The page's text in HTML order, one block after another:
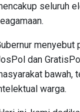
seluruh
dan
bawah,
warga.